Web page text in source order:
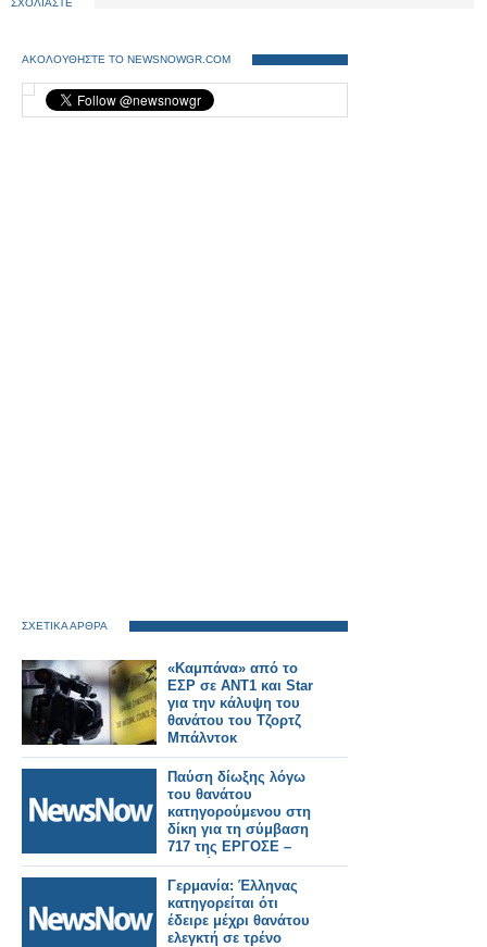
ΣΧΟΛΙΑΣΤΕ
ΑΚΟΛΟΥΘΗΣΤΕ ΤΟ NEWSNOWGR.COM
ΣΧΕΤΙΚΑ ΑΡΘΡΑ
«Καμπάνα» από το
ΕΣΡ σε ΑΝΤ1 και Star
για την κάλυψη του
θανάτου του Τζορτζ
Μπάλντοκ
Παύση δίωξης λόγω
του θανάτου
κατηγορούμενου στη
δίκη για τη σύμβαση
717 της ΕΡΓΟΣΕ –
Συνεχίζεται στις 28
Μαΐου.
Γερμανία: Έλληνας
κατηγορείται ότι
έδειρε μέχρι θανάτου
ελεγκτή σε τρένο